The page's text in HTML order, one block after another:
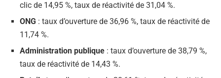
clic de 14,95 %, taux de réactivité de 31,04 %.
ONG : taux d’ouverture de 36,96 %, taux de réactivité de
11,74 %.
Administration publique : taux d’ouverture de 38,79 %,
taux de réactivité de 14,43 %.